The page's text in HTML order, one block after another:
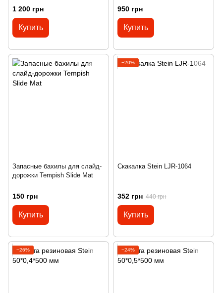
1 200 грн
Купить
950 грн
Купить
Запасные бахилы для слайд-
дорожки Tempish Slide Mat
150 грн
Купить
−20%
Скакалка Stein LJR-1064
352 грн 440 грн
Купить
−26% −24%